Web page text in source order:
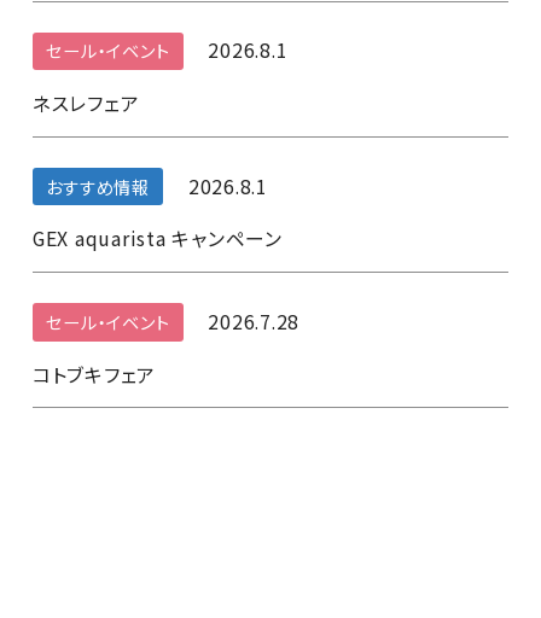
セール・イベント
2026.8.1
ネスレフェア
おすすめ情報
2026.8.1
GEX aquarista キャンペーン
セール・イベント
2026.7.28
コトブキフェア